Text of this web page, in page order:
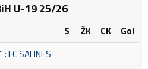
U-19 25/26
S ŽK CK
Gol
FC SALINES